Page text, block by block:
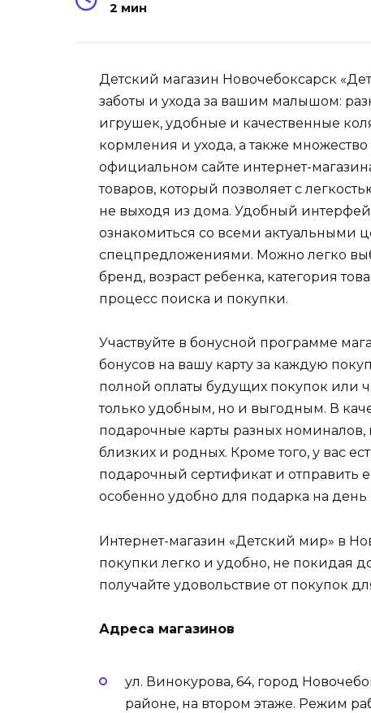
2 мин
Детский магазин Новочебоксарск
заботы и ухода за вашим малышом:
игрушек, удобные и качественные
кормления и ухода, а также
официальном сайте интернет-
товаров, который позволяет с
не выходя из дома. Удобный
ознакомиться со всеми актуальными
спецпредложениями. Можно легко
бренд, возраст ребенка, категория
процесс поиска и покупки.
Участвуйте в бонусной программе
бонусов на вашу карту за каждую
полной оплаты будущих покупок или
только удобным, но и выгодным. В
подарочные карты разных
близких и родных. Кроме того, у вас
подарочный сертификат и отправить
особенно удобно для подарка на
Интернет-магазин «Детский мир» в
покупки легко и удобно, не покидая
получайте удовольствие от покупок
Адреса магазинов
ул. Винокурова, 64, город
районе, на втором этаже. Режим